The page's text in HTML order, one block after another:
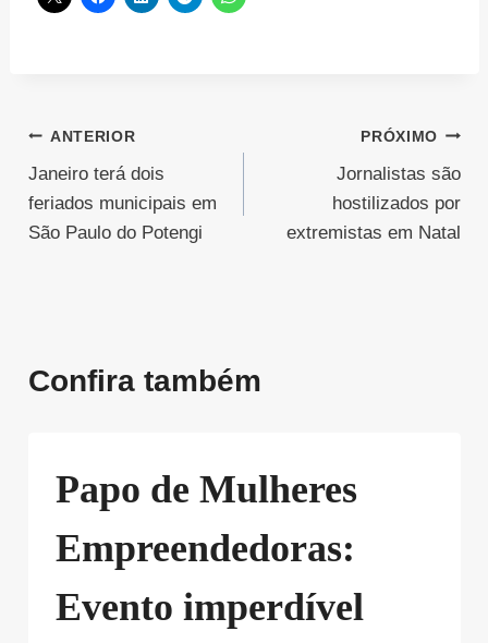
Navegação
de
Post
ANTERIOR
Janeiro terá dois
feriados municipais em
São Paulo do Potengi
PRÓXIMO
Jornalistas são
hostilizados por
extremistas em Natal
Confira também
Papo de Mulheres
Empreendedoras:
Evento imperdível